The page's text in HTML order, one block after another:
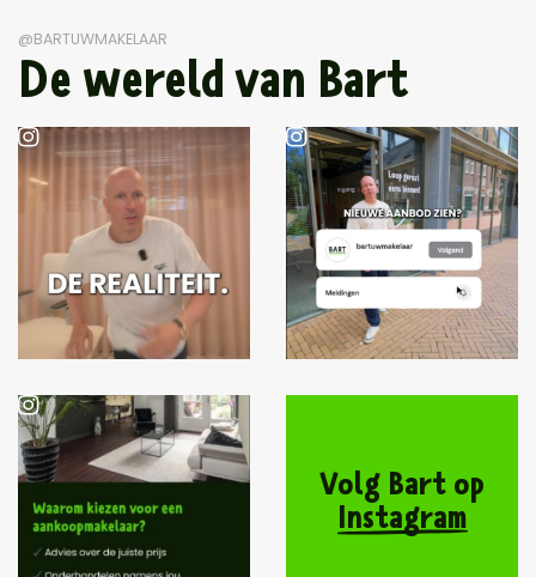
@BARTUWMAKELAAR
De wereld van Bart
Volg Bart op
Instagram